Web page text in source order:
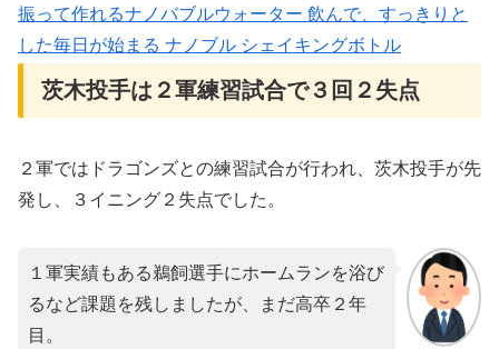
振って作れるナノバブルウォーター 飲んで、すっきりと
した毎日が始まる ナノブル シェイキングボトル
茨木投手は２軍練習試合で３回２失点
２軍ではドラゴンズとの練習試合が行われ、茨木投手が先
発し、３イニング２失点でした。
１軍実績もある鵜飼選手にホームランを浴び
るなど課題を残しましたが、まだ高卒２年
目。